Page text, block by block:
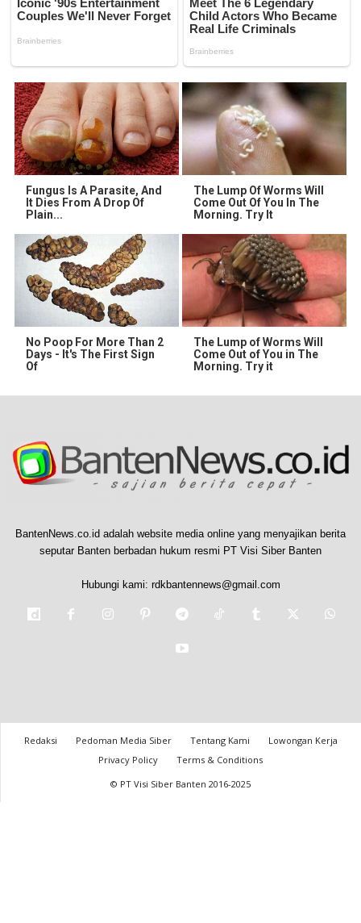
Fungus Is A Parasite, And
It Dies From A Drop Of
Plain...
The Lump Of Worms Will
Come Out Of You In The
Morning. Try It
No Poop For More Than 2
Days - It's The First Sign
Of
The Lump of Worms Will
Come Out of You in The
Morning. Try it
BantenNews.co.id adalah website media online yang menyajikan berita
seputar Banten berbadan hukum resmi PT Visi Siber Banten
Hubungi kami: rdkbantennews@gmail.com
Redaksi Pedoman Media Siber Tentang Kami
Lowongan Kerja
Privacy Policy
Terms & Conditions
© PT Visi Siber Banten 2016-2025